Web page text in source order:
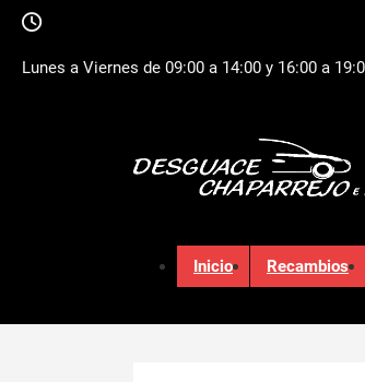
Lunes a Viernes de 09:00 a 14:00 y 16:00 a
Inicio Recambios